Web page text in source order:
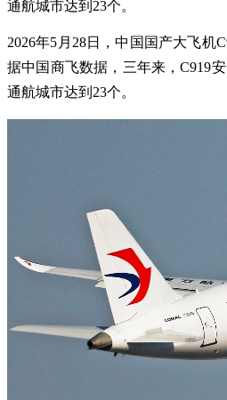
通航城市达到23个。
2026年5月28日，中国国产大飞机
据中国商飞数据，三年来，C919
通航城市达到23个。